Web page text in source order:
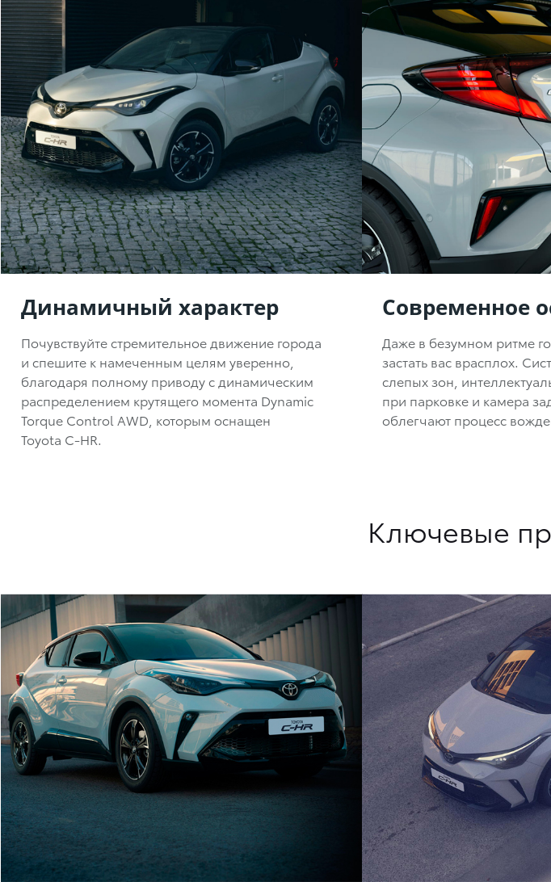
Динамичный характер
Почувствуйте стремительное движение города
и спешите к намеченным целям уверенно,
благодаря полному приводу с динамическим
распределением крутящего момента Dynamic
Torque Control AWD, которым оснащен
Toyota C-HR.
Современное
Даже в безумном ритме
застать вас врасплох.
слепых зон,
при парковке и камера
облегчают процесс
Ключевые